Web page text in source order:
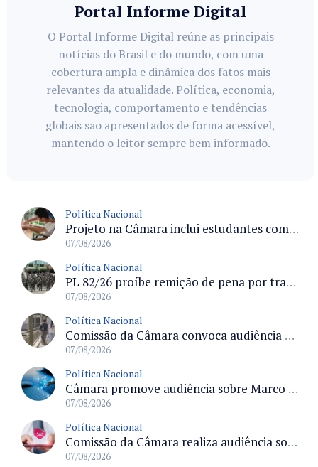
Portal Informe Digital
O Portal Informe Digital reúne as principais
notícias do Brasil e do mundo, com uma
cobertura ampla e dinâmica dos fatos mais
relevantes da atualidade. Política, economia,
tecnologia, comportamento e tendências
globais são apresentados de forma acessível,
mantendo o leitor sempre bem informado.
Política Nacional
Projeto na Câmara inclui estudantes com deficiência no regime escolar especial da LDB e estabelece critérios para frequência
07/08/2026
Política Nacional
PL 82/26 proíbe remição de pena por trabalho em funções militares para condenados por crimes contra o Estado Democrático de Direito
07/08/2026
Política Nacional
Comissão da Câmara convoca audiência para discutir misoginia nas escolas e universidades após divulgação de listas misóginas
07/08/2026
Política Nacional
Câmara promove audiência sobre Marco de Fomento à Economia Digital e impactos da inteligência artificial
07/08/2026
Política Nacional
Comissão da Câmara realiza audiência sobre apostas online para medir o tamanho do mercado ilegal
07/08/2026